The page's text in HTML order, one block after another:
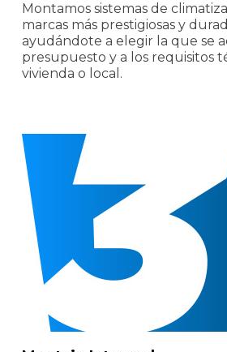
Montamos sistemas de
marcas más prestigiosas y
ayudándote a elegir la que se
presupuesto y a los requisitos
vivienda o local.